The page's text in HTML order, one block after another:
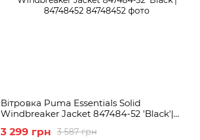
Вітровка Puma Essentials Solid
Windbreaker Jacket 847484-52 'Black'|
3 587 грн
3 299 грн